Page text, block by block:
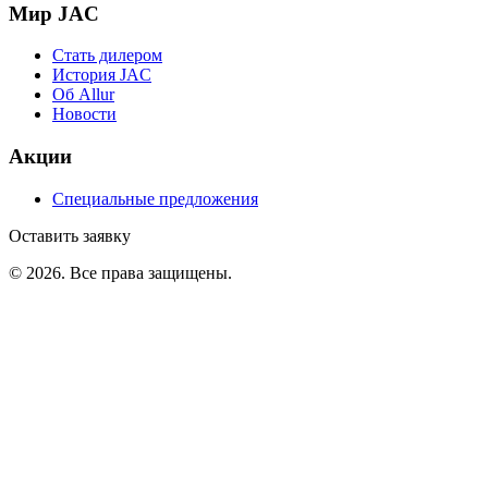
Мир JAC
Стать дилером
История JAC
Об Allur
Новости
Акции
Специальные предложения
Оставить заявку
© 2026. Все права защищены.